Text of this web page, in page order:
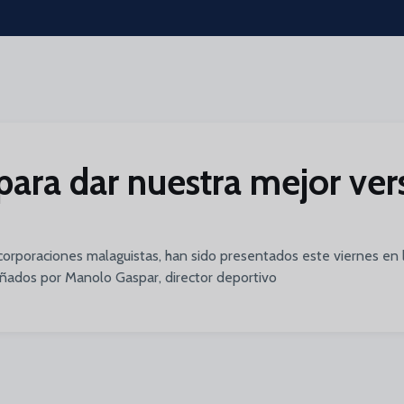
dar nuestra mejor
malaguistas, han sido presentados este viernes en
por Manolo Gaspar, director deportivo